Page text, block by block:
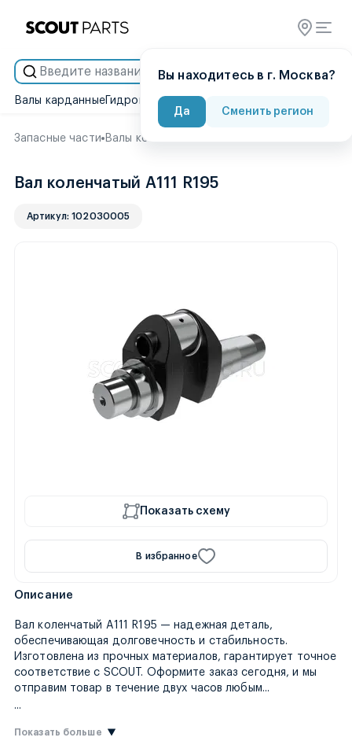
Вы находитесь в г. Москва?
Да Сменить регион
Умный подбор
Валы карданныеГидронасосы Гидроцилиндры
Запасные части Валы коленчатые
Вал коленчатый A111 R195
Артикул: 102030005
Показать схему
В избранное
Описание
Вал коленчатый A111 R195 — надежная деталь,
обеспечивающая долговечность и стабильность.
Изготовлена из прочных материалов, гарантирует точное
соответствие с SCOUT. Оформите заказ сегодня, и мы
отправим товар в течение двух часов любымудобным
...
...
Показать больше